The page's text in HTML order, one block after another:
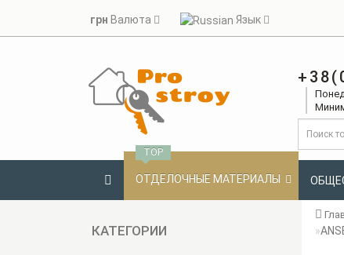
грн Валюта Язык
ОТДЕЛОЧНЫЕ МАТЕРИАЛЫ
TOP
КАТЕГОРИИ